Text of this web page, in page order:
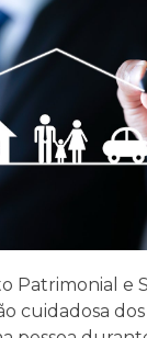
Patrimonial e
cuidadosa dos